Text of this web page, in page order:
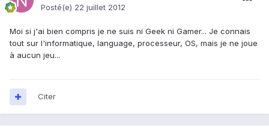
Posté(e) 22 juillet 2012
Moi si j'ai bien compris je ne suis ni Geek ni Gamer... Je connais
tout sur l'informatique, language, processeur, OS, mais je ne joue
à aucun jeu...
Citer